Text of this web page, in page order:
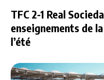
TFC 2-1 Real
enseignements de
l’été